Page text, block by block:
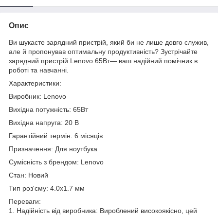
Опис
Ви шукаєте зарядний пристрій, який би не лише довго служив,
але й пропонував оптимальну продуктивність? Зустрічайте
зарядний пристрій Lenovo 65Вт— ваш надійний помічник в
роботі та навчанні.
Характеристики:
Виробник: Lenovo
Вихідна потужність: 65Вт
Вихідна напруга: 20 В
Гарантійний термін: 6 місяців
Призначення: Для ноутбука
Сумісність з брендом: Lenovo
Стан: Новий
Тип роз'єму: 4.0x1.7 мм
Переваги:
1. Надійність від виробника: Вироблений високоякісно, цей